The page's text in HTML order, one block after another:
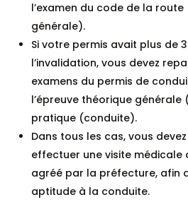
l’examen du code de la
générale).
Si votre permis avait plus de
l’invalidation, vous devez
examens du permis de
l’épreuve théorique générale
pratique (conduite).
Dans tous les cas, vous
effectuer une visite médicale
agréé par la préfecture, afin
aptitude à la conduite.